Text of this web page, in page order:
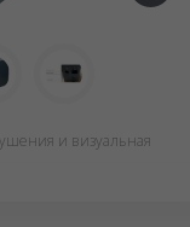
и визуальная